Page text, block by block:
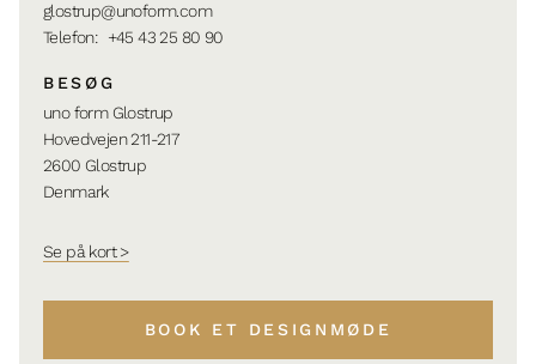
Velkommen til uno form Glostrup.
glostrup@unoform.com
Telefon:
+45 43 25 80 90
BESØG
uno form Glostrup
Hovedvejen 211-217
2600 Glostrup
Denmark
Se på kort >
BOOK ET DESIGNMØDE